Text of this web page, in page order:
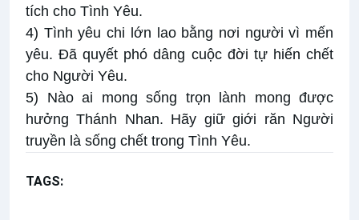
tích cho Tình Yêu.
4) Tình yêu chi lớn lao bằng nơi người vì mến
yêu. Đã quyết phó dâng cuộc đời tự hiến chết
cho Người Yêu.
5) Nào ai mong sống trọn lành mong được
hưởng Thánh Nhan. Hãy giữ giới răn Người
truyền là sống chết trong Tình Yêu.
TAGS: